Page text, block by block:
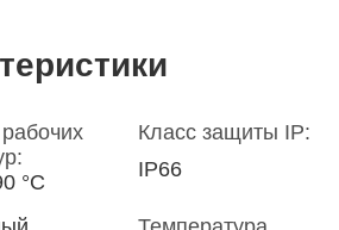
°С
Класс защиты IP:
IP66